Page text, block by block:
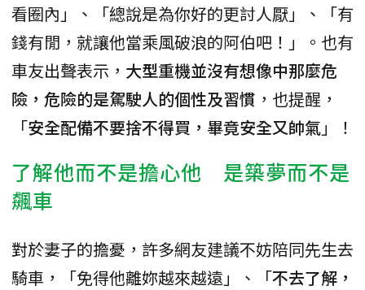
看圈內」、「總說是為你好的更討人厭」、「有
錢有閒，就讓他當乘風破浪的阿伯吧！」。也有
車友出聲表示， 大型重機並沒有想像中那麼危
險，危險的是駕駛人的個性及習慣 ，也提醒，
「安全配備不要捨不得買，畢竟安全又帥氣」！
了解他而不是擔心他 是築夢而不是
飆車
對於妻子的擔憂，許多網友建議不妨陪同先生去
騎車，「免得他離妳越來越遠」、「不去了解，